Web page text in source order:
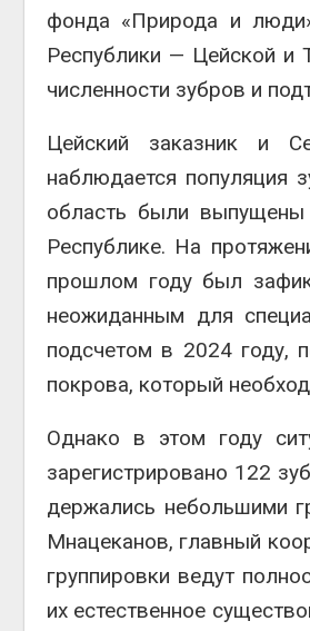
фонда «Природа и
Республики — Цейской и
численности зубров и
Цейский заказник и
наблюдается популяция
область были выпущены
Республике. На
прошлом году был
неожиданным для
подсчетом в 2024 году,
покрова, который
Однако в этом году
зарегистрировано 122
держались небольшими
Мнацеканов, главный
группировки ведут
их естественное
Тайфун,
сразу
регионов
природными явлениями
Солнечные
каналами
экономить воду
Дождевая
объектов и
контейнерных площадок